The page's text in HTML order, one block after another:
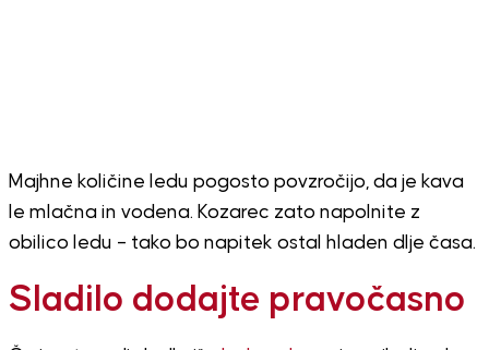
Majhne količine ledu pogosto povzročijo, da je kava
le mlačna in vodena. Kozarec zato napolnite z
obilico ledu – tako bo napitek ostal hladen dlje časa.
Sladilo dodajte pravočasno